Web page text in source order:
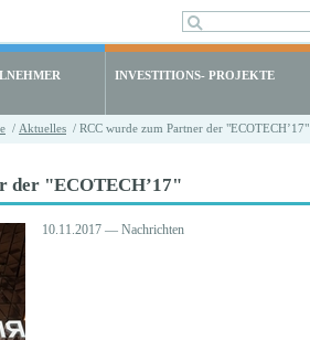
INVESTITIONS- PROJEKTE
/ Aktuelles / RCC wurde zum Partner der "ECOTECH’17"
der "ECOTECH’17"
10.11.2017 — Nachrichten